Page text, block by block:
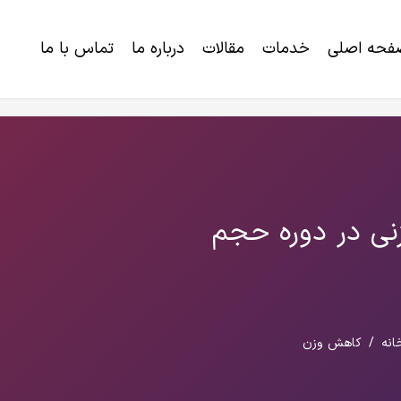
اصلی خدمات مقالات درباره ما تماس با ما
در دوره حجم
/ کاهش وزن